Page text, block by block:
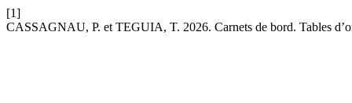
[1]
CASSAGNAU, P. et TEGUIA, T. 2026. Carnets de bord. Tables